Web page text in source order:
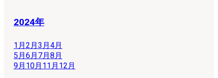
2024年
1月2月3月4月
5月6月 7月8月
9月 10月 11月 12月